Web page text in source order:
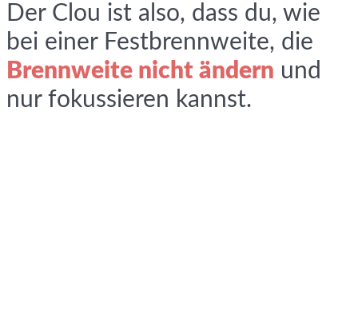
Der Clou ist also, dass du, wie
bei einer Festbrennweite, die
Brennweite nicht ändern und
nur fokussieren kannst.